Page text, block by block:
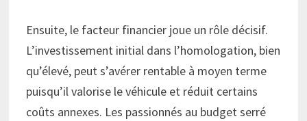
Ensuite, le facteur financier joue un rôle décisif.
L’investissement initial dans l’homologation, bien
qu’élevé, peut s’avérer rentable à moyen terme
puisqu’il valorise le véhicule et réduit certains
coûts annexes. Les passionnés au budget serré